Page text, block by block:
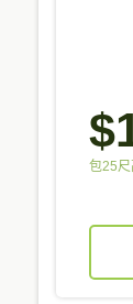
包25